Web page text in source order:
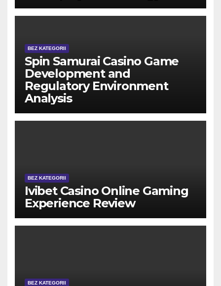
BEZ KATEGORII
Spin Samurai Casino Game
Development and
Regulatory Environment
Analysis
BEZ KATEGORII
Ivibet Casino Online Gaming
Experience Review
BEZ KATEGORII